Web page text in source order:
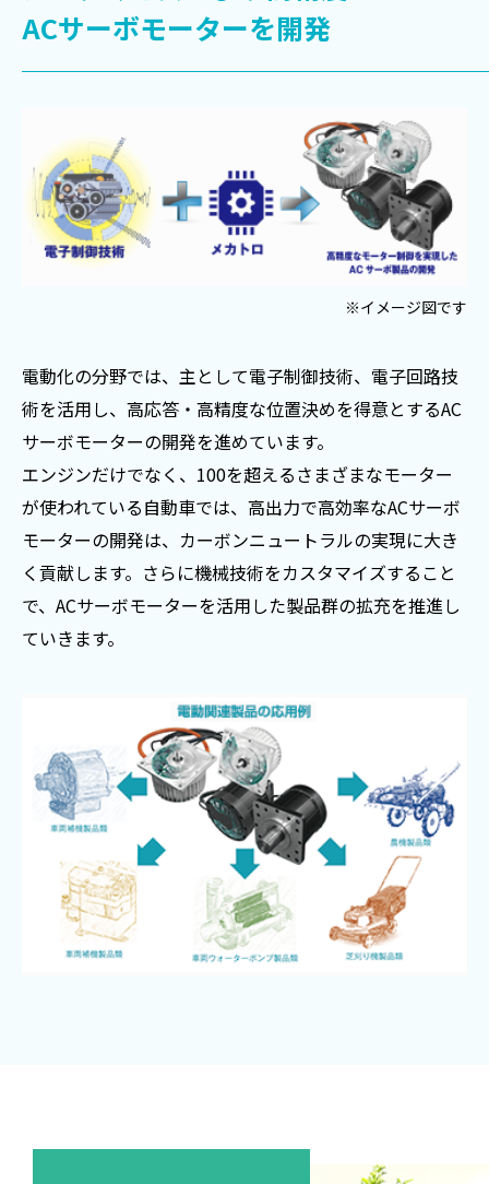
ACサーボモーターを開発
※イメージ図です
電動化の分野では、主として電子制御技術、電子回路技
術を活用し、高応答・高精度な位置決めを得意とするAC
サーボモーターの開発を進めています。
エンジンだけでなく、100を超えるさまざまなモーター
が使われている自動車では、高出力で高効率なACサーボ
モーターの開発は、カーボンニュートラルの実現に大き
く貢献します。さらに機械技術をカスタマイズすること
で、ACサーボモーターを活用した製品群の拡充を推進し
ていきます。